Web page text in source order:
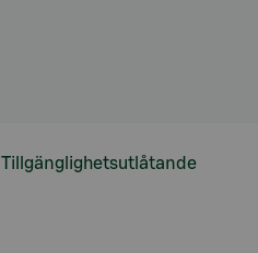
Tillgänglighetsutlåtande